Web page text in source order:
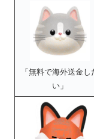
「無料で海外送金し
い」